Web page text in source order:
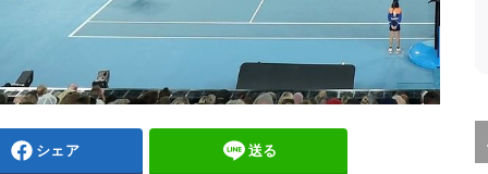
シェア 送る